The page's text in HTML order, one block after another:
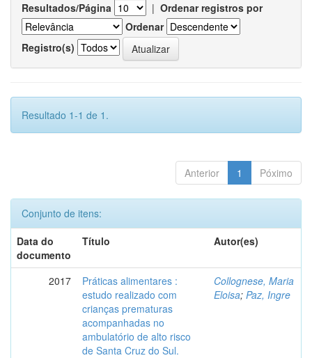
Resultados/Página | Ordenar registros por
Ordenar
Registro(s)
Resultado 1-1 de 1.
Anterior 1 Póximo
Conjunto de itens:
Data do
documento
Título Autor(es)
2017
Práticas alimentares :
estudo realizado com
crianças prematuras
acompanhadas no
ambulatório de alto risco
de Santa Cruz do Sul.
Collognese, Maria
Eloisa; Paz, Ingre